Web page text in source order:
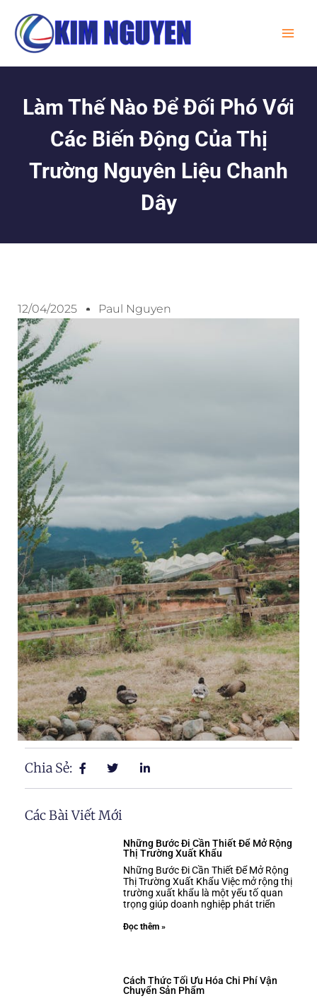
content
Làm Thế Nào Để Đối Phó Với
Các Biến Động Của Thị
Trường Nguyên Liệu Chanh
Dây
12/04/2025 Paul Nguyen
Chia Sẻ:
Các Bài Viết Mới
Những Bước Đi Cần Thiết Để Mở Rộng
Thị Trường Xuất Khẩu
Những Bước Đi Cần Thiết Để Mở Rộng
Thị Trường Xuất Khẩu Việc mở rộng thị
trường xuất khẩu là một yếu tố quan
trọng giúp doanh nghiệp phát triển
Đọc thêm »
Cách Thức Tối Ưu Hóa Chi Phí Vận
Chuyển Sản Phẩm